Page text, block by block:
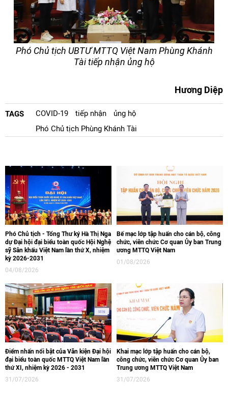
Phó Chủ tịch UBTƯ MTTQ Việt Nam Phùng Khánh
Tài tiếp nhận ủng hộ
Hương Diệp
TAGS COVID-19 tiếp nhận
ủng hộ
Phó Chủ tịch Phùng Khánh Tài
Phó Chủ tịch - Tổng Thư ký Hà Thị Nga
dự Đại hội đại biểu toàn quốc Hội Nghệ
sỹ Sân khấu Việt Nam lần thứ X, nhiệm
kỳ 2026-2031
04/08/2026
Bế mạc lớp tập huấn cho cán bộ, công
chức, viên chức Cơ quan Ủy ban Trung
ương MTTQ Việt Nam
01/08/2026
Điểm nhấn nổi bật của Văn kiện Đại hội
đại biểu toàn quốc MTTQ Việt Nam lần
thứ XI, nhiệm kỳ 2026 - 2031
31/07/2026
Khai mạc lớp tập huấn cho cán bộ,
công chức, viên chức Cơ quan Ủy ban
Trung ương MTTQ Việt Nam
31/07/2026